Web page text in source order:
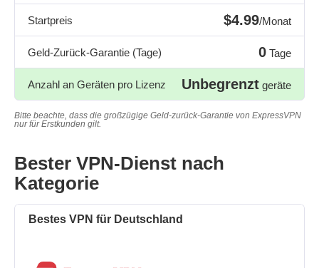
Startpreis $4.99/Monat
Geld-Zurück-Garantie (Tage) 0 Tage
Anzahl an Geräten pro Lizenz Unbegrenzt geräte
Bitte beachte, dass die großzügige Geld-zurück-Garantie von ExpressVPN
nur für Erstkunden gilt.
Bester VPN-Dienst nach
Kategorie
Bestes VPN für Deutschland